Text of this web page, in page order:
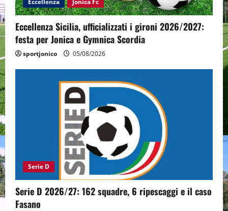
Eccellenza Jonica Fc
Eccellenza Sicilia, ufficializzati i gironi 2026/2027:
festa per Jonica e Gymnica Scordia
sportjonico 05/08/2026
Serie D
Serie D 2026/27: 162 squadre, 6 ripescaggi e il caso
Fasano